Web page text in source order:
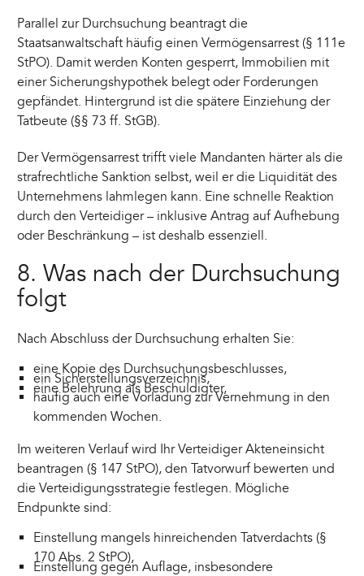
Parallel zur Durchsuchung beantragt die
Staatsanwaltschaft häufig einen Vermögensarrest (§ 111e
StPO). Damit werden Konten gesperrt, Immobilien mit
einer Sicherungshypothek belegt oder Forderungen
gepfändet. Hintergrund ist die spätere Einziehung der
Tatbeute (§§ 73 ff. StGB).
Der Vermögensarrest trifft viele Mandanten härter als die
strafrechtliche Sanktion selbst, weil er die Liquidität des
Unternehmens lahmlegen kann. Eine schnelle Reaktion
durch den Verteidiger – inklusive Antrag auf Aufhebung
oder Beschränkung – ist deshalb essenziell.
8. Was nach der Durchsuchung
folgt
Nach Abschluss der Durchsuchung erhalten Sie:
eine Kopie des Durchsuchungsbeschlusses,
ein Sicherstellungsverzeichnis,
eine Belehrung als Beschuldigter,
häufig auch eine Vorladung zur Vernehmung in den
kommenden Wochen.
Im weiteren Verlauf wird Ihr Verteidiger Akteneinsicht
beantragen (§ 147 StPO), den Tatvorwurf bewerten und
die Verteidigungsstrategie festlegen. Mögliche
Endpunkte sind:
Einstellung mangels hinreichenden Tatverdachts (§
170 Abs. 2 StPO),
Einstellung gegen Auflage, insbesondere